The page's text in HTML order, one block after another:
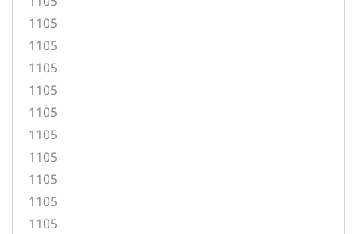
1105
1105
1105
1105
1105
1105
1105
1105
1105
1105